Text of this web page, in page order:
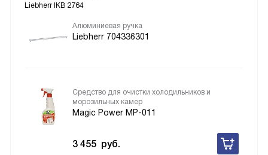
Liebherr IKB 2764
Алюминиевая ручка
Liebherr 704336301
Средство для очистки холодильников и
морозильных камер
Magic Power MP-011
3 455 руб.